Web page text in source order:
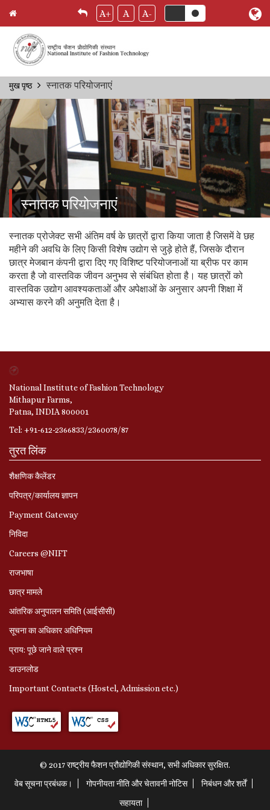
Skip
main
content
A+ A A-
Breadcrumb
मुख पृष्ठ स्नातक परियोजनाएं
स्नातक परियोजनाएं
स्नातक प्रोजेक्ट सभी अंतिम वर्ष के छात्रों द्वारा किया जाता है जिसमें वे छह
महीने की अवधि के लिए किसी विशेष उद्योग से जुड़े होते हैं, जिसके दौरान
छात्र मेजबान कंपनी द्वारा दिए गए विशिष्ट परियोजनाओं या ब्रीफ पर काम
करता है जो वास्तविक जीवन अनुभव से संबंधित होता है। यह छात्रों को
वास्तविक उद्योग आवश्यकताओं और अपेक्षाओं के अनुसार अपनी शिक्षा में
अभ्यास करने की अनुमति देता है।
National Institute of Fashion Technology
Mithapur Farms,
Patna, INDIA 800001
Tel: +91-612-2366833/2360078/87
तुरत लिंक
शैक्षणिक कैलेंडर
परिपत्र/कार्यालय ज्ञापन
Payment Gateway
निविदा
Careers @NIFT
राजभाषा
छात्र मामले
आंतरिक अनुपालन समिति (आईसीसी)
सूचना का अधिकार अधिनियम
प्राय: पूछे जाने वाले प्रश्‍न
डाउनलोड
Important Contacts (Hostel, Admission etc.)
© 2017 राष्ट्रीय फैशन प्रौद्योगिकी संस्थान, सभी अधिकार सुरक्षित.
वेब सूचना प्रबंधक।
गोपनीयता नीति और चेतावनी नोटिस
निबंधन और शर्तें
सहायता